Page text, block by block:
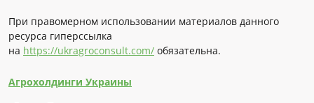
При правомерном использовании материалов данного
ресурса гиперссылка
на https://ukragroconsult.com/ обязательна.
Агрохолдинги Украины